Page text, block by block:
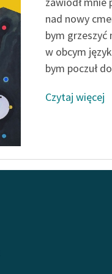
nad nowy
bym grzeszyć
w obcym
bym poczuł
Czytaj więcej